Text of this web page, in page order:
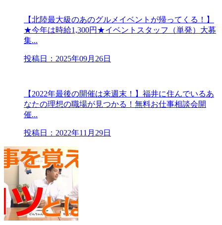
【北陸最大級のあのグルメイベントが帰ってくる！】
★今年は時給1,300円★イベントスタッフ（単発）大募
集...
投稿日：2025年09月26日
【2022年最後の開催は来週末！】福井に住んでいるあ
なたの理想の職場が見つかる！無料お仕事相談会開
催...
投稿日：2022年11月29日